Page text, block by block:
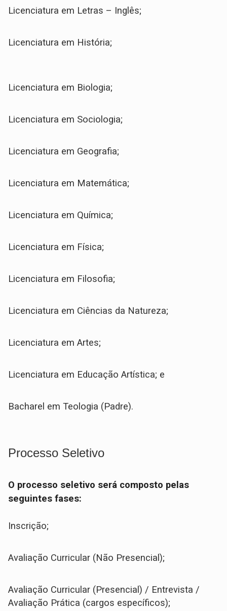
Licenciatura em Letras – Inglês;
Licenciatura em História;
Licenciatura em Biologia;
Licenciatura em Sociologia;
Licenciatura em Geografia;
Licenciatura em Matemática;
Licenciatura em Química;
Licenciatura em Física;
Licenciatura em Filosofia;
Licenciatura em Ciências da Natureza;
Licenciatura em Artes;
Licenciatura em Educação Artística; e
Bacharel em Teologia (Padre).
Processo Seletivo
O processo seletivo será composto pelas
seguintes fases:
Inscrição;
Avaliação Curricular (Não Presencial);
Avaliação Curricular (Presencial) / Entrevista /
Avaliação Prática (cargos específicos);